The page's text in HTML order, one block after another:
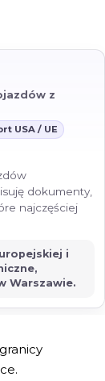
z
USA / UE
dokumenty,
najczęściej
i
Warszawie.